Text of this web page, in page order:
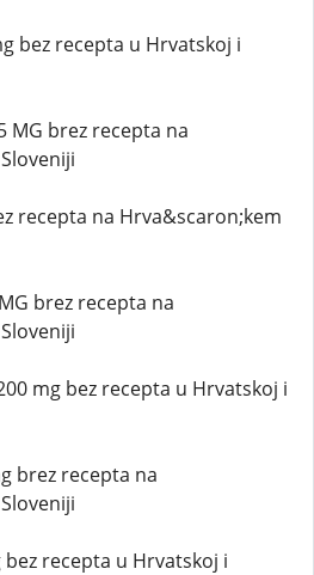
bez recepta u Hrvatskoj i
MG brez recepta na
recepta na Hrva&scaron;kem
brez recepta na
mg bez recepta u Hrvatskoj i
brez recepta na
recepta u Hrvatskoj i